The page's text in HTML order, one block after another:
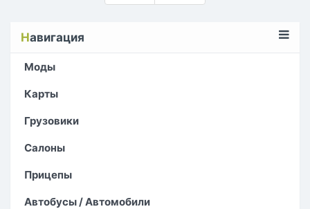
Навигация
Моды
Карты
Грузовики
Салоны
Прицепы
Автобусы / Автомобили